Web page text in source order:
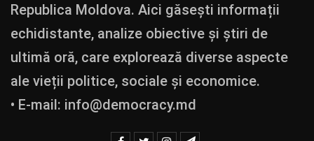
Republica Moldova. Aici găsești informații
echidistante, analize obiective și știri de
ultimă oră, care explorează diverse aspecte
ale vieții politice, sociale și economice.
• E-mail: info@democracy.md